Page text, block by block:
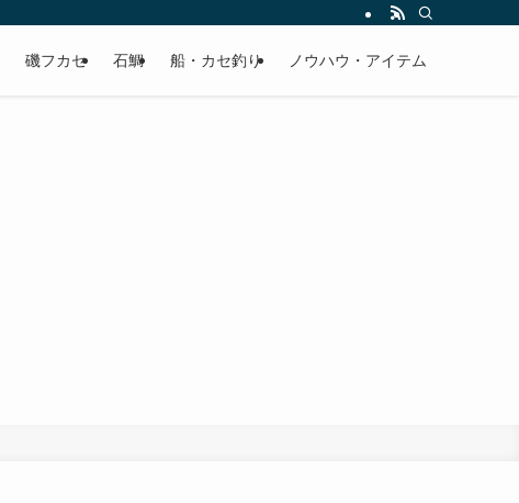
磯フカセ 石鯛 船・カセ釣り ノウハウ・アイテム